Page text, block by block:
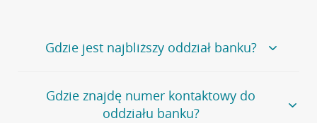
Gdzie jest najbliższy oddział banku?
Jeśli szukasz oddziału naszego banku, zapraszamy na
stronęPlacówki i bankomaty, na której znajduje się
wygodna wyszukiwarka.
Gdzie znajdę numer kontaktowy do
oddziału banku?